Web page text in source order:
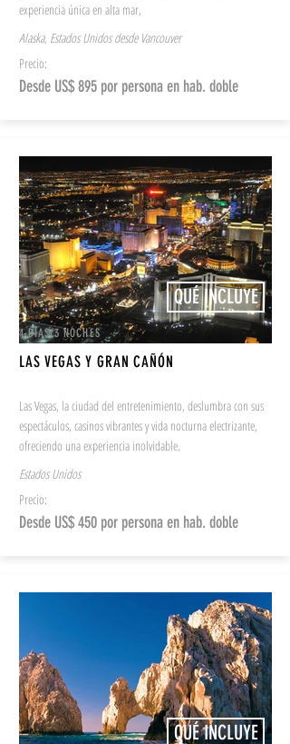
experiencia única en alta mar,
Alaska, Estados Unidos desde Vancouver
Precio:
Desde US$ 895 por persona en hab. doble
4 DÍAS/3 NOCHES
QUÉ INCLUYE
LAS VEGAS Y GRAN CAÑÓN
Las Vegas, la ciudad del entretenimiento, deslumbra con sus
espectáculos, casinos vibrantes y vida nocturna electrizante,
ofreciendo una experiencia inolvidable.
Estados Unidos
Precio:
Desde US$ 450 por persona en hab. doble
QUÉ INCLUYE